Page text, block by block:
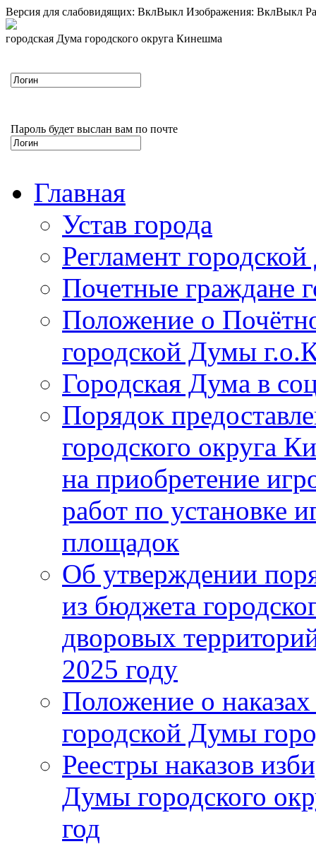
Версия для слабовидящих: ВклВыкл Изображения: ВклВыкл
городская Дума городского округа Кинешма
Пароль будет выслан вам по почте
Главная
Устав города
Регламент
Почетные граждане
Положение о
городской Думы
Городская Дума в
Порядок
городского округа
на приобретение
работ по установке
площадок
Об утверждении
из бюджета
дворовых
2025 году
Положение о
городской Думы
Реестры наказов
Думы городского
год